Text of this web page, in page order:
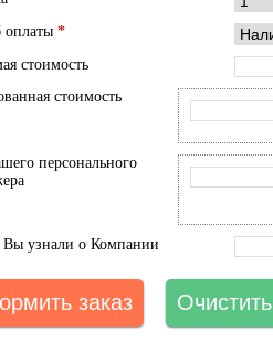
оплаты *
стоимость
стоимость
персонального
Вы узнали о Компании
заказ Очистить